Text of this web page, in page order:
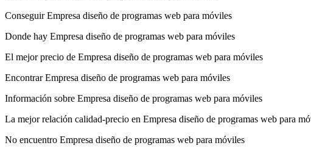
Conseguir Empresa diseño de programas web para móviles
Donde hay Empresa diseño de programas web para móviles
El mejor precio de Empresa diseño de programas web para móviles
Encontrar Empresa diseño de programas web para móviles
Información sobre Empresa diseño de programas web para móviles
La mejor relación calidad-precio en Empresa diseño de programas web para
No encuentro Empresa diseño de programas web para móviles